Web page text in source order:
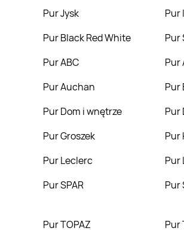
Pur Jysk
Pur Black Red White
Pur ABC
Pur Auchan
Pur Dom i wnętrze
Pur Groszek
Pur Leclerc
Pur SPAR
Pur TOPAZ